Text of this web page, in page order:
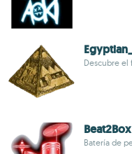
Descubre el
Beat2Box
Batería de